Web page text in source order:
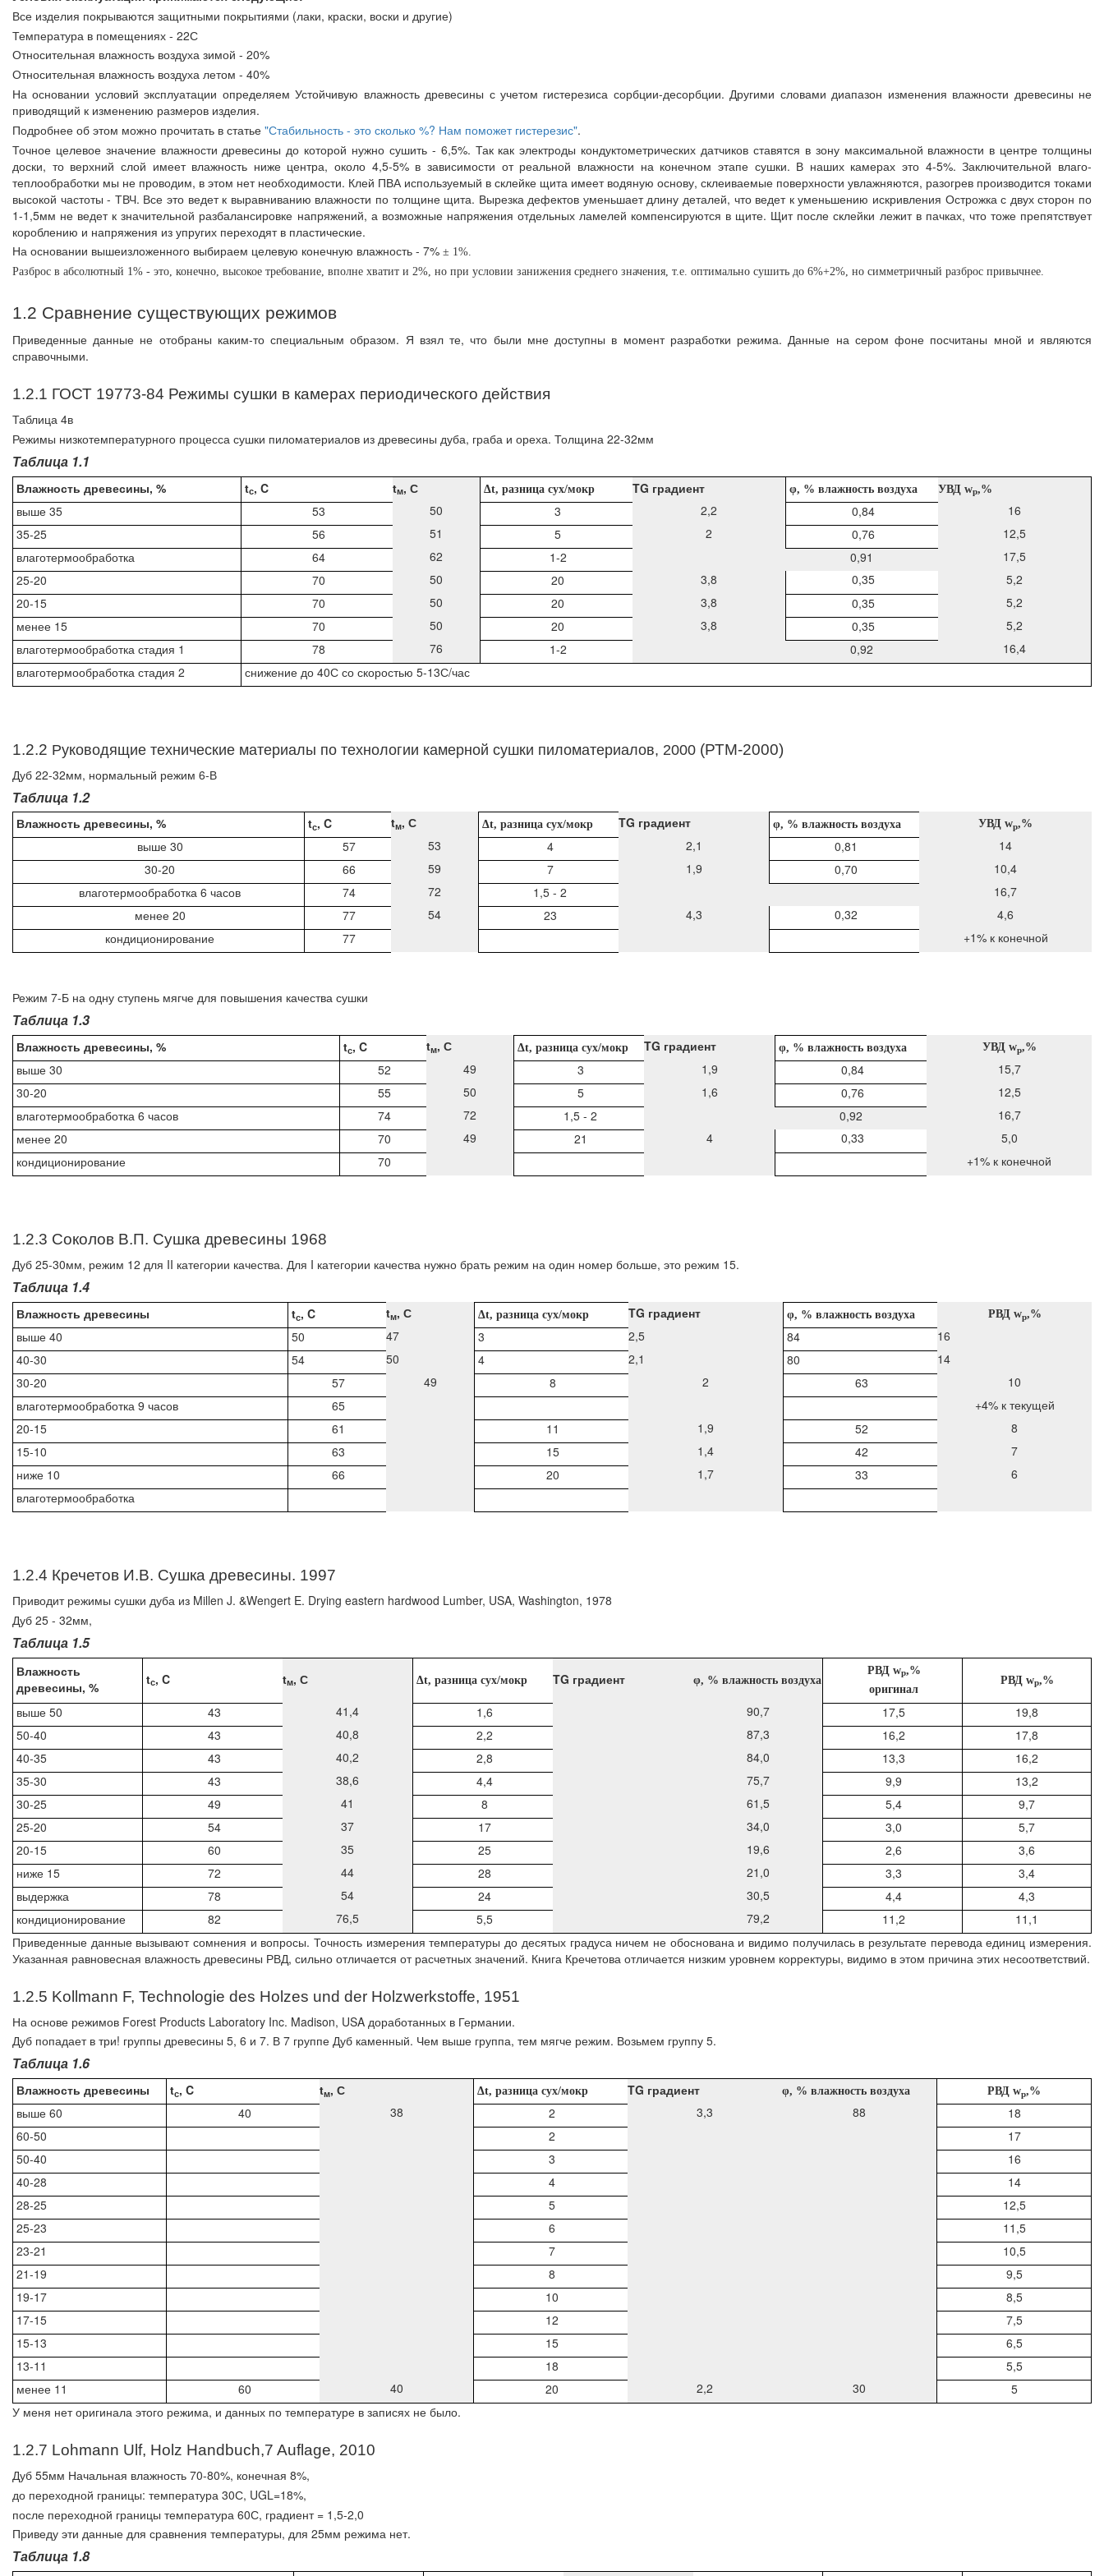
Все изделия покрываются защитными покрытиями (лаки, краски, воски и другие)
Температура в помещениях - 22С
Относительная влажность воздуха зимой - 20%
Относительная влажность воздуха летом - 40%
На основании условий эксплуатации определяем Устойчивую влажность древесины с учетом гистерезиса сорбции-десорбции. Другими словами диапазон изменения влажности древесины не
приводящий к изменению размеров изделия.
Подробнее об этом можно прочитать в статье "Стабильность - это сколько %? Нам поможет гистерезис".
Точное целевое значение влажности древесины до которой нужно сушить - 6,5%. Так как электроды кондуктометрических датчиков ставятся в зону максимальной влажности в центре толщины
доски, то верхний слой имеет влажность ниже центра, около 4,5-5% в зависимости от реальной влажности на конечном этапе сушки. В наших камерах это 4-5%. Заключительной влаго-
теплообработки мы не проводим, в этом нет необходимости. Клей ПВА используемый в склейке щита имеет водяную основу, склеиваемые поверхности увлажняются, разогрев производится токами
высокой частоты - ТВЧ. Все это ведет к выравниванию влажности по толщине щита. Вырезка дефектов уменьшает длину деталей, что ведет к уменьшению искривления Острожка с двух сторон по
1-1,5мм не ведет к значительной разбалансировке напряжений, а возможные напряжения отдельных ламелей компенсируются в щите. Щит после склейки лежит в пачках, что тоже препятствует
короблению и напряжения из упругих переходят в пластические.
На основании вышеизложенного выбираем целевую конечную влажность - 7% ± 1%.
Разброс в абсолютный 1% - это, конечно, высокое требование, вполне хватит и 2%, но при условии занижения среднего значения, т.е. оптимально сушить до 6%+2%, но симметричный разброс привычнее.
1.2 Сравнение существующих режимов
Приведенные данные не отобраны каким-то специальным образом. Я взял те, что были мне доступны в момент разработки режима. Данные на сером фоне посчитаны мной и являются
справочными.
1.2.1 ГОСТ 19773-84 Режимы сушки в камерах периодического действия
Таблица 4в
Режимы низкотемпературного процесса сушки пиломатериалов из древесины дуба, граба и ореха. Толщина 22-32мм
Таблица 1.1
Влажность древесины, % tс, C tм, С Δt, разница сух/мокр TG градиент φ, % влажность воздуха УВД wp,%
выше 35 53 50 3 2,2 0,84
16
35-25
56 51 5 2 0,76
12,5
влаготермообработка
64 62 1-2 0,91
17,5
25-20
70 50 20 3,8 0,35
5,2
20-15
70 50 20 3,8 0,35
5,2
менее 15
70 50 20 3,8 0,35
5,2
влаготермообработка стадия 1
78 76 1-2 0,92
16,4
влаготермообработка стадия 2
снижение до 40С со скоростью 5-13С/час
1.2.2 Руководящие технические материалы по технологии камерной сушки пиломатериалов, 2000 (РТМ-2000)
Дуб 22-32мм, нормальный режим 6-В
Таблица 1.2
Влажность древесины, % tс, C tм, С Δt, разница сух/мокр TG градиент φ, % влажность воздуха УВД wp,%
выше 30 57 53 4 2,1 0,81
14
30-20
66 59 7 1,9 0,70
10,4
влаготермообработка 6 часов
74 72 1,5 - 2
16,7
менее 20
77 54 23 4,3 0,32
4,6
кондиционирование
77 +1% к конечной
Режим 7-Б на одну ступень мягче для повышения качества сушки
Таблица 1.3
Влажность древесины, % tс, C tм, С Δt, разница сух/мокр TG градиент φ, % влажность воздуха УВД wp,%
выше 30 52 49 3 1,9 0,84
15,7
30-20
55 50 5 1,6 0,76
12,5
влаготермообработка 6 часов
74 72 1,5 - 2 0,92
16,7
менее 20
70 49 21 4 0,33
5,0
кондиционирование
70 +1% к конечной
1.2.3 Соколов В.П. Сушка древесины 1968
Дуб 25-30мм, режим 12 для II категории качества. Для I категории качества нужно брать режим на один номер больше, это режим 15.
Таблица 1.4
Влажность древесины tс, C tм, С Δt, разница сух/мокр TG градиент φ, % влажность воздуха РВД wp,%
выше 40 50 47 3 2,5 84
16
40-30
54 50 4 2,1 80
14
30-20
57 49 8 2 63
10
влаготермообработка 9 часов
65
+4% к текущей
20-15
61 11 1,9 52
8
15-10
63 15 1,4 42
7
ниже 10
66 20 1,7 33
6
влаготермообработка
1.2.4 Кречетов И.В. Сушка древесины. 1997
Приводит режимы сушки дуба из Millen J. &Wengert E. Drying eastern hardwood Lumber, USA, Washington, 1978
Дуб 25 - 32мм,
Таблица 1.5
Влажность
древесины, %
tс, C tм, С Δt, разница сух/мокр TG градиент φ, % влажность воздуха
РВД wp,%
оригинал
РВД wp,%
выше 50 43 41,4 1,6 90,7 17,5
19,8
50-40
43 40,8 2,2 87,3 16,2
17,8
40-35
43 40,2 2,8 84,0 13,3
16,2
35-30
43 38,6 4,4 75,7 9,9
13,2
30-25
49 41 8 61,5 5,4
9,7
25-20
54 37 17 34,0 3,0
5,7
20-15
60 35 25 19,6 2,6
3,6
ниже 15
72 44 28 21,0 3,3
3,4
выдержка
78 54 24 30,5 4,4
4,3
кондиционирование
82 76,5 5,5 79,2 11,2
11,1
Приведенные данные вызывают сомнения и вопросы. Точность измерения температуры до десятых градуса ничем не обоснована и видимо получилась в результате перевода единиц измерения.
Указанная равновесная влажность древесины РВД, сильно отличается от расчетных значений. Книга Кречетова отличается низким уровнем корректуры, видимо в этом причина этих несоответствий.
1.2.5 Kollmann F, Technologie des Holzes und der Holzwerkstoffe, 1951
На основе режимов Forest Products Laboratory Inc. Madison, USA доработанных в Германии.
Дуб попадает в три! группы древесины 5, 6 и 7. В 7 группе Дуб каменный. Чем выше группа, тем мягче режим. Возьмем группу 5.
Таблица 1.6
Влажность древесины tс, C tм, С Δt, разница сух/мокр TG градиент φ, % влажность воздуха РВД wp,%
выше 60 40 38 2 3,3 88
18
60-50
2
17
50-40
3
16
40-28
4
14
28-25
5
12,5
25-23
6
11,5
23-21
7
10,5
21-19
8
9,5
19-17
10
8,5
17-15
12
7,5
15-13
15
6,5
13-11
18
5,5
менее 11
60 40 20 2,2 30
5
У меня нет оригинала этого режима, и данных по температуре в записях не было.
1.2.7 Lohmann Ulf, Holz Handbuch,7 Auflage, 2010
Дуб 55мм Начальная влажность 70-80%, конечная 8%,
до переходной границы: температура 30С, UGL=18%,
после переходной границы температура 60С, градиент = 1,5-2,0
Приведу эти данные для сравнения температуры, для 25мм режима нет.
Таблица 1.8